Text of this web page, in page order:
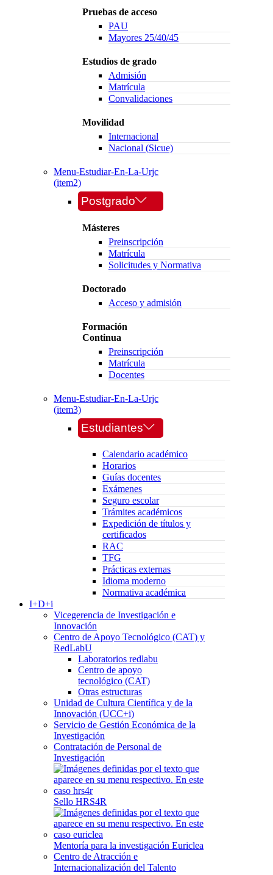
Pruebas de acceso
PAU
Mayores 25/40/45
Estudios de grado
Admisión
Matrícula
Convalidaciones
Movilidad
Internacional
Nacional (Sicue)
Menu-Estudiar-En-La-Urjc
(item2)
Postgrado
Másteres
Preinscripción
Matrícula
Solicitudes y Normativa
Doctorado
Acceso y admisión
Formación
Continua
Preinscripción
Matrícula
Docentes
Menu-Estudiar-En-La-Urjc
(item3)
Estudiantes
Calendario académico
Horarios
Guías docentes
Exámenes
Seguro escolar
Trámites académicos
Expedición de títulos y
certificados
RAC
TFG
Prácticas externas
Idioma moderno
Normativa académica
I+D+i
Vicegerencia de Investigación e
Innovación
Centro de Apoyo Tecnológico (CAT) y
RedLabU
Laboratorios redlabu
Centro de apoyo
tecnológico (CAT)
Otras estructuras
Unidad de Cultura Científica y de la
Innovación (UCC+i)
Servicio de Gestión Económica de la
Investigación
Contratación de Personal de
Investigación
Sello HRS4R
Mentoría para la investigación Euriclea
Centro de Atracción e
Internacionalización del Talento